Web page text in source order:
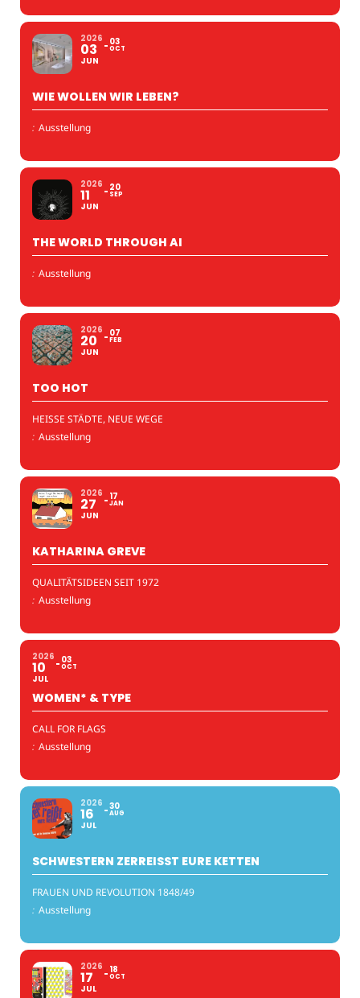
2026
03
JUN
03
OCT
WIE WOLLEN WIR LEBEN?
: Ausstellung
2026
11
JUN
20
SEP
THE WORLD THROUGH AI
: Ausstellung
2026
20
JUN
07
FEB
TOO HOT
HEISSE STÄDTE, NEUE WEGE
: Ausstellung
2026
27
JUN
17
JAN
KATHARINA GREVE
QUALITÄTSIDEEN SEIT 1972
: Ausstellung
2026
10
JUL
03
OCT
WOMEN* & TYPE
CALL FOR FLAGS
: Ausstellung
2026
16
JUL
30
AUG
SCHWESTERN ZERREISST EURE KETTEN
FRAUEN UND REVOLUTION 1848/49
: Ausstellung
2026
17
JUL
18
OCT